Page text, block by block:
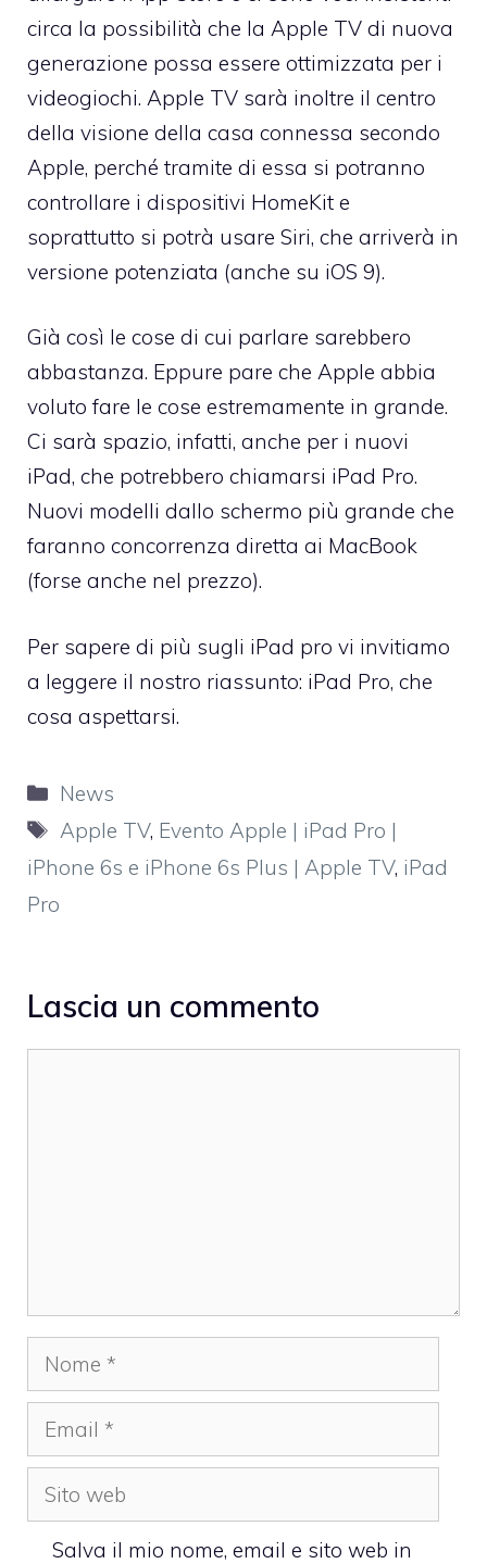
circa la possibilità che la Apple TV di nuova
generazione possa essere ottimizzata per i
videogiochi. Apple TV sarà inoltre il centro
della visione della casa connessa secondo
Apple, perché tramite di essa si potranno
controllare i dispositivi HomeKit e
soprattutto si potrà usare Siri, che arriverà in
versione potenziata (anche su iOS 9).
Già così le cose di cui parlare sarebbero
abbastanza. Eppure pare che Apple abbia
voluto fare le cose estremamente in grande.
Ci sarà spazio, infatti, anche per i nuovi
iPad, che potrebbero chiamarsi iPad Pro.
Nuovi modelli dallo schermo più grande che
faranno concorrenza diretta ai MacBook
(forse anche nel prezzo).
Per sapere di più sugli iPad pro vi invitiamo
a leggere il nostro riassunto: iPad Pro, che
cosa aspettarsi.
Categorie
News
Tag
Apple TV, Evento Apple | iPad Pro |
iPhone 6s e iPhone 6s Plus | Apple TV, iPad
Pro
Lascia un commento
Nome
Email
Sito
web
Salva il mio nome, email e sito web in